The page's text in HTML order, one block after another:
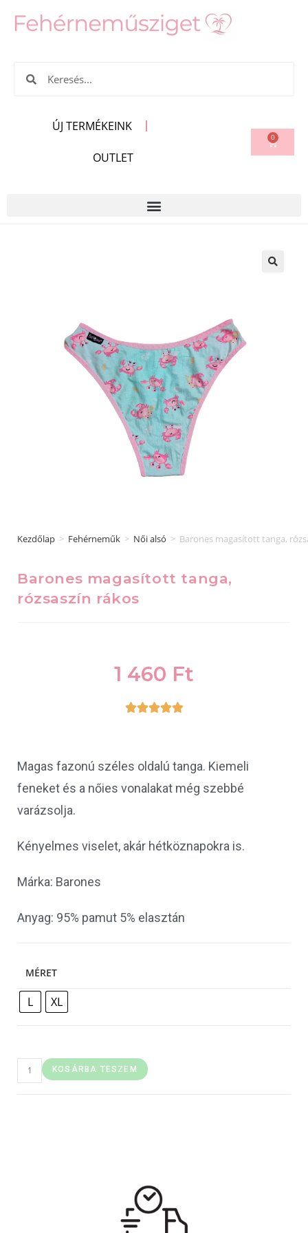
ÚJ TERMÉKEINK
OUTLET
0
Kezdőlap > Fehérneműk > Női alsó > Barones magasított tanga,
Barones magasított tanga,
rózsaszín rákos
1 460 Ft

Magas fazonú széles oldalú tanga. Kiemeli
feneket és a nőies vonalakat még szebbé
varázsolja.
Kényelmes viselet, akár hétköznapokra is.
Márka: Barones
Anyag: 95% pamut 5% elasztán
MÉRET
L XL
KOSÁRBA TESZEM